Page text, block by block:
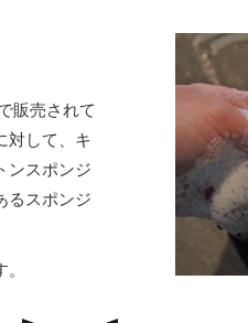
販売されて
対して、キ
ンスポンジ
るスポンジ